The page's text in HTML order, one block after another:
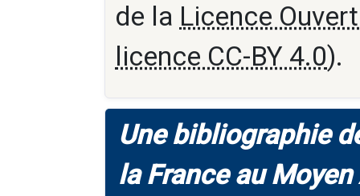
de la Licence
licence CC-BY 4.0).
Une bibliographie
la France au